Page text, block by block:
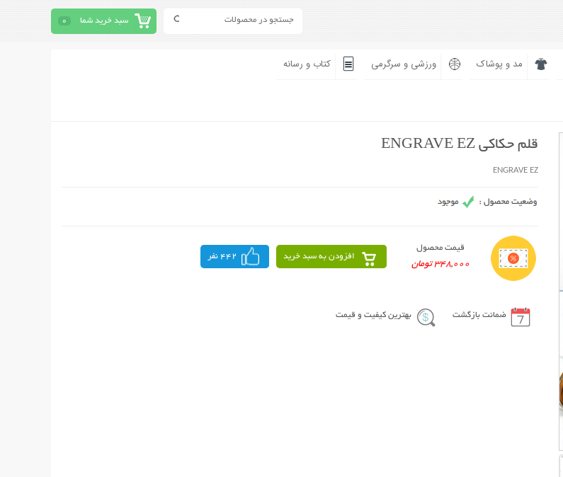
سبد خرید شما 0
مد و پوشاک ورزشی و سرگرمی کتاب و رسانه
قلم حکاکی ENGRAVE EZ
ENGRAVE EZ
قیمت محصول
348,000 تومان
افزودن به سبد خرید 442 نفر
ضمانت بازگشت بهترین کیفیت و قیمت